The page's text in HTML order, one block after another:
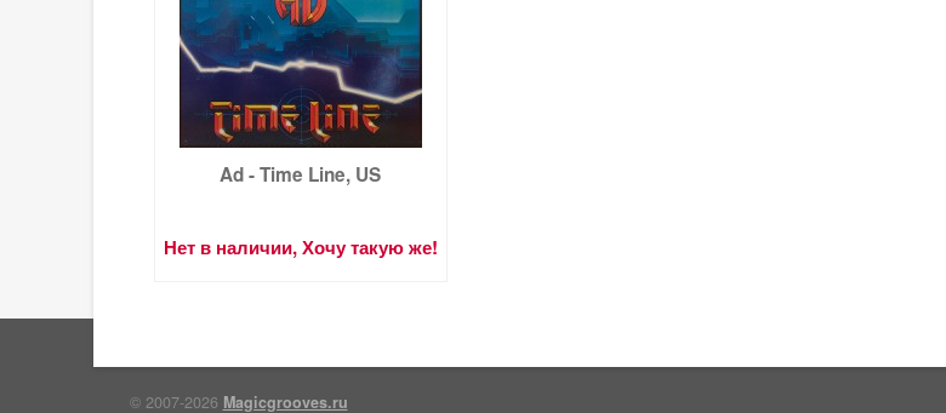
Ad - Time Line, US
Нет в наличии, Хочу такую же!
© 2007-2026 Magicgrooves.ru